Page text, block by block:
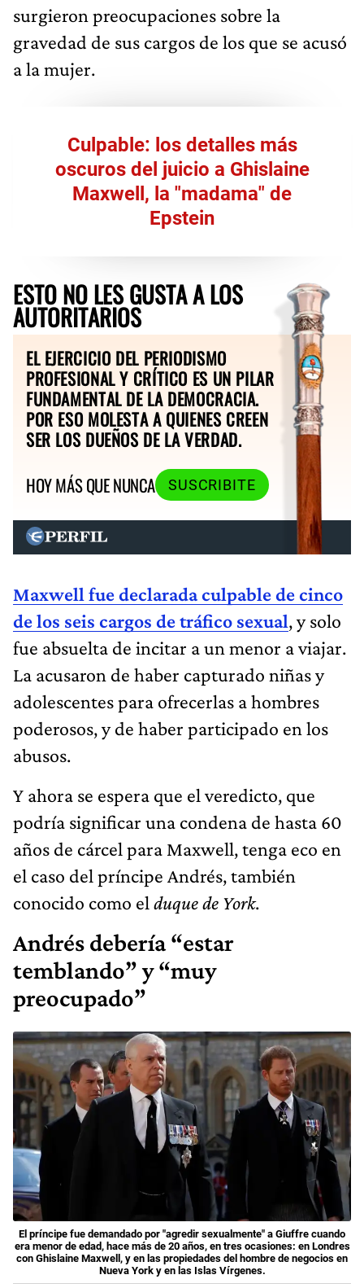
surgieron preocupaciones sobre la
gravedad de sus cargos de los que se acusó
a la mujer.
Culpable: los detalles más
oscuros del juicio a Ghislaine
Maxwell, la "madama" de
Epstein
ESTO NO LES GUSTA A LOS
AUTORITARIOS
EL EJERCICIO DEL PERIODISMO
PROFESIONAL Y CRÍTICO ES UN PILAR
FUNDAMENTAL DE LA DEMOCRACIA.
POR ESO MOLESTA A QUIENES CREEN
SER LOS DUEÑOS DE LA VERDAD.
HOY MÁS QUE NUNCA
SUSCRIBITE
Maxwell fuedeclarada culpable de cinco
de los seis cargos de tráfico sexual, y solo
fue absuelta de incitar a un menor a viajar.
La acusaron de haber capturado niñas y
adolescentes para ofrecerlas a hombres
poderosos, y de haber participado en los
abusos.
Y ahora se espera que el veredicto, que
podría significar una condena de hasta 60
años de cárcel para Maxwell, tenga eco en
el caso del príncipe Andrés, también
conocido como el duque de York.
Andrés debería “estar
temblando” y “muy
preocupado”
El príncipe fue demandado por "agredir sexualmente" a Giuffre cuando
era menor de edad, hace más de 20 años, en tres ocasiones: en Londres
con Ghislaine Maxwell, y en las propiedades del hombre de negocios en
Nueva York y en las Islas Vírgenes.